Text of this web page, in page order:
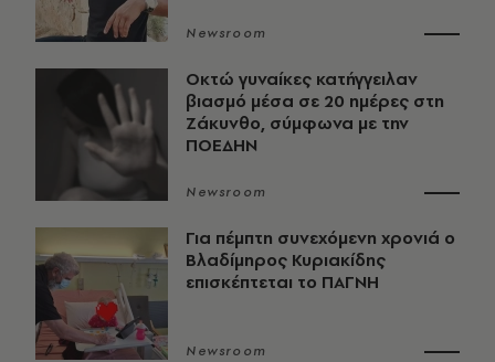
Newsroom
Οκτώ γυναίκες κατήγγειλαν
βιασμό μέσα σε 20 ημέρες στη
Ζάκυνθο, σύμφωνα με την
ΠΟΕΔΗΝ
Newsroom
Για πέμπτη συνεχόμενη χρονιά ο
Βλαδίμηρος Κυριακίδης
επισκέπτεται το ΠΑΓΝΗ
Newsroom